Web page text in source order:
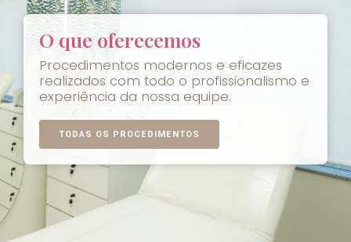
O que oferecemos
Procedimentos modernos e eficazes
realizados com todo o profissionalismo e
experiência da nossa equipe.
TODAS OS PROCEDIMENTOS